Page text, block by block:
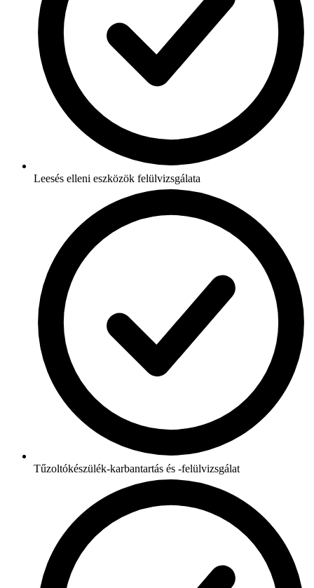
Leesés elleni eszközök felülvizsgálata
Tűzoltókészülék-karbantartás és -felülvizsgálat